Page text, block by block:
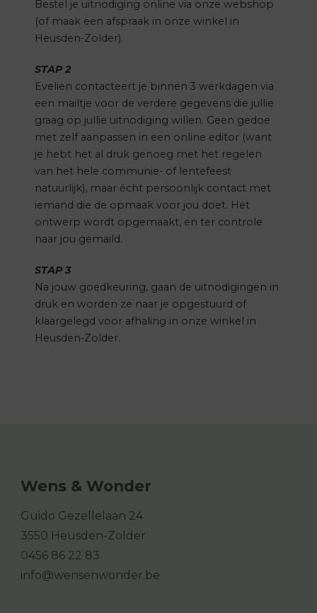
Bestel je uitnodiging online via onze webshop
(of maak een afspraak in onze winkel in
Heusden-Zolder).
STAP 2
Evelien contacteert je binnen 3 werkdagen via
een mailtje voor de verdere gegevens die jullie
graag op jullie uitnodiging willen. Geen gedoe
met zelf aanpassen in een online editor (want
je hebt het al druk genoeg met het regelen
van het hele communie- of lentefeest
natuurlijk), maar écht persoonlijk contact met
iemand die de opmaak voor jou doet. Het
ontwerp wordt opgemaakt, en ter controle
naar jou gemaild.
STAP 3
Na jouw goedkeuring, gaan de uitnodigingen in
druk en worden ze naar je opgestuurd of
klaargelegd voor afhaling in onze winkel in
Heusden-Zolder.
Wens & Wonder
Guido Gezellelaan 24
3550 Heusden-Zolder
0456 86 22 83
info@wensenwonder.be